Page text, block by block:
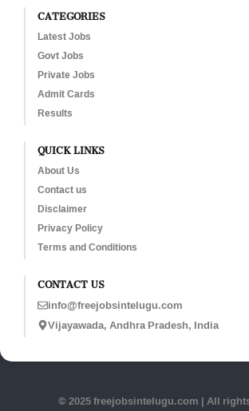
CATEGORIES
Latest Jobs
Govt Jobs
Private Jobs
Admit Cards
Results
QUICK LINKS
About Us
Contact us
Disclaimer
Privacy Policy
Terms and Conditions
CONTACT US
info@freejobsintelugu.com
Vijayawada, Andhra Pradesh, India
© 2025 freejobsintelugu.com | All